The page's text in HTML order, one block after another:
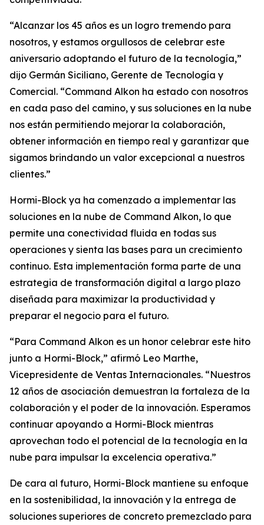
“Alcanzar los 45 años es un logro tremendo para
nosotros, y estamos orgullosos de celebrar este
aniversario adoptando el futuro de la tecnología,”
dijo Germán Siciliano, Gerente de Tecnología y
Comercial. “Command Alkon ha estado con nosotros
en cada paso del camino, y sus soluciones en la nube
nos están permitiendo mejorar la colaboración,
obtener información en tiempo real y garantizar que
sigamos brindando un valor excepcional a nuestros
clientes.”
Hormi-Block ya ha comenzado a implementar las
soluciones en la nube de Command Alkon, lo que
permite una conectividad fluida en todas sus
operaciones y sienta las bases para un crecimiento
continuo. Esta implementación forma parte de una
estrategia de transformación digital a largo plazo
diseñada para maximizar la productividad y
preparar el negocio para el futuro.
“Para Command Alkon es un honor celebrar este hito
junto a Hormi-Block,” afirmó Leo Marthe,
Vicepresidente de Ventas Internacionales. “Nuestros
12 años de asociación demuestran la fortaleza de la
colaboración y el poder de la innovación. Esperamos
continuar apoyando a Hormi-Block mientras
aprovechan todo el potencial de la tecnología en la
nube para impulsar la excelencia operativa.”
De cara al futuro, Hormi-Block mantiene su enfoque
en la sostenibilidad, la innovación y la entrega de
soluciones superiores de concreto premezclado para